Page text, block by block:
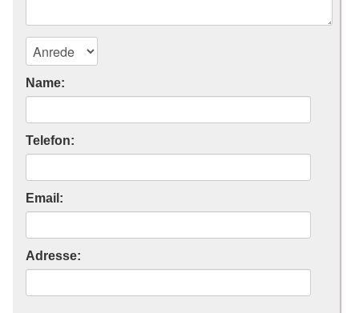
Name:
Telefon:
Email:
Adresse: